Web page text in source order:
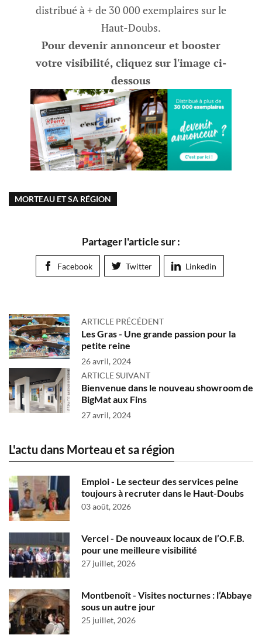
distribué à + de 30 000 exemplaires sur le
Haut-Doubs.
Pour devenir annonceur et booster
votre visibilité, cliquez sur l'image ci-
dessous
MORTEAU ET SA RÉGION
Partager l'article sur :
Facebook Twitter Linkedin
ARTICLE PRÉCÉDENT
Les Gras - Une grande passion pour la
petite reine
26 avril, 2024
ARTICLE SUIVANT
Bienvenue dans le nouveau showroom de
BigMat aux Fins
27 avril, 2024
L'actu dans Morteau et sa région
Emploi - Le secteur des services peine
toujours à recruter dans le Haut-Doubs
03 août, 2026
Vercel - De nouveaux locaux de l’O.F.B.
pour une meilleure visibilité
27 juillet, 2026
Montbenoît - Visites nocturnes : l’Abbaye
sous un autre jour
25 juillet, 2026